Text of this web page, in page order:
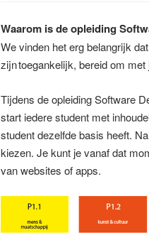
Waarom is de opleiding
We vinden het erg belangrijk
zijn toegankelijk, bereid om met
Tijdens de opleiding Software
start iedere student met
student dezelfde basis heeft.
kiezen. Je kunt je vanaf dat
van websites of apps.